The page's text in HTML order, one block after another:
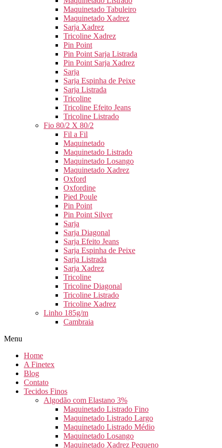
Maquinetado Tabuleiro
Maquinetado Xadrez
Sarja Xadrez
Tricoline Xadrez
Pin Point
Pin Point Sarja Listrada
Pin Point Sarja Xadrez
Sarja
Sarja Espinha de Peixe
Sarja Listrada
Tricoline
Tricoline Efeito Jeans
Tricoline Listrado
Fio 80/2 X 80/2
Fil a Fil
Maquinetado
Maquinetado Listrado
Maquinetado Losango
Maquinetado Xadrez
Oxford
Oxfordine
Pied Poule
Pin Point
Pin Point Silver
Sarja
Sarja Diagonal
Sarja Efeito Jeans
Sarja Espinha de Peixe
Sarja Listrada
Sarja Xadrez
Tricoline
Tricoline Diagonal
Tricoline Listrado
Tricoline Xadrez
Linho 185g/m
Cambraia
Menu
Home
A Finetex
Blog
Contato
Tecidos Finos
Algodão com Elastano 3%
Maquinetado Listrado Fino
Maquinetado Listrado Largo
Maquinetado Listrado Médio
Maquinetado Losango
Maquinetado Xadrez Pequeno